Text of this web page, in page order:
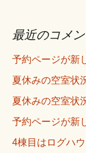
最近のコメ
予約ページが新
夏休みの空室状
夏休みの空室状
予約ページが新
4棟目はログハウ